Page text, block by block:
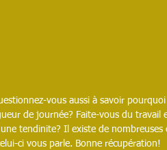
vous aussi à savoir
de journée? Faite-vous du travail
tendinite? Il existe de nombreuses
ci vous parle. Bonne récupération!